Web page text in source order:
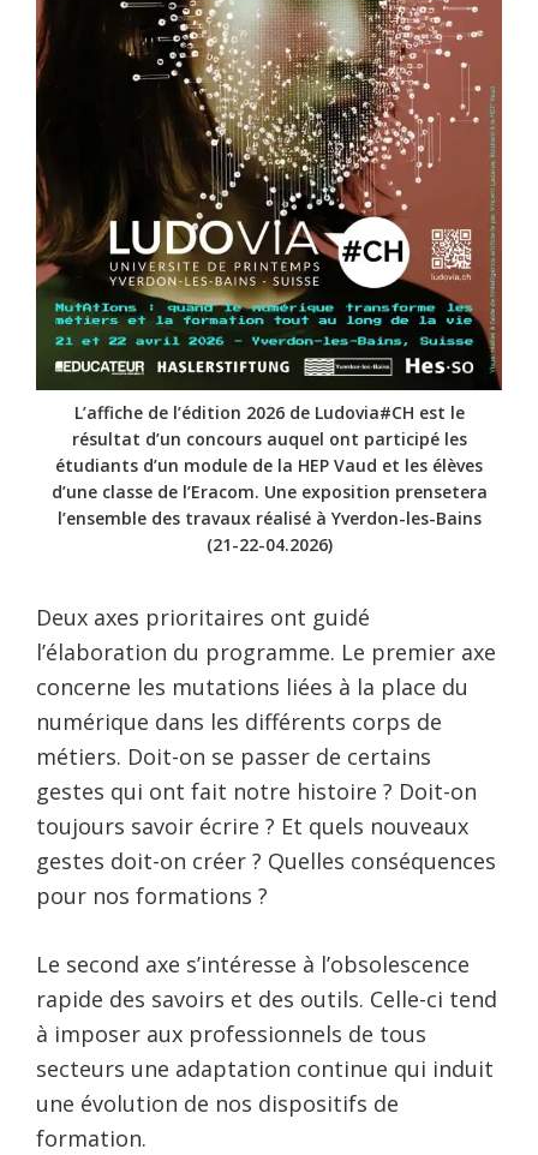
L’affiche de l’édition 2026 de Ludovia#CH est le
résultat d’un concours auquel ont participé les
étudiants d’un module de la HEP Vaud et les élèves
d’une classe de l’Eracom. Une exposition prensetera
l’ensemble des travaux réalisé à Yverdon-les-Bains
(21-22-04.2026)
Deux axes prioritaires ont guidé
l’élaboration du programme. Le premier axe
concerne les mutations liées à la place du
numérique dans les différents corps de
métiers. Doit-on se passer de certains
gestes qui ont fait notre histoire ? Doit-on
toujours savoir écrire ? Et quels nouveaux
gestes doit-on créer ? Quelles conséquences
pour nos formations ?
Le second axe s’intéresse à l’obsolescence
rapide des savoirs et des outils. Celle-ci tend
à imposer aux professionnels de tous
secteurs une adaptation continue qui induit
une évolution de nos dispositifs de
formation.